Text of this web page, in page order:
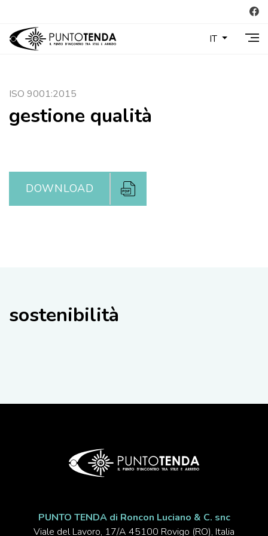
IT
ISO 9001:2015
gestione qualità
DOWNLOAD
sostenibilità
PUNTO TENDA di Roncon Luciano & C. snc
Viale del Lavoro, 17/A 45100 Rovigo (RO), Italia